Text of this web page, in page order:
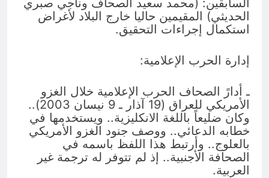
السابقين: (محمد سعيد الصحاف وناجي صبري
الحديثي) المقيمين حاليا خارج البلاد لأغراض
استكمال إجراءات التحقيق.
إدارة الحرب الإعلامية:
ـ أدارً الصحاف الحرب الإعلامية خلال الغزو
الأمريكي للعراق (19 آذار ـ 9 نيسان 2003)..
وكان ضليعاً باللغة الانكليزية.. ويستخدمها في
خطابه الدعائي.. ووصف جنود الغزو الأمريكي
بالعلوج.. وأرتبط هذا اللفظ باسمه في
الصحافة الأجنبية.. إذ لم تتوفر له ترجمة غير
العربية.